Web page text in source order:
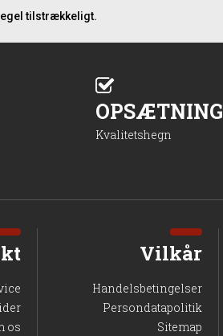
tilstrækkeligt.
OPSÆTNING
Kvalitetshegn
os
Vilkår
Handelsbetingelser
Persondatapolitik
Sitemap